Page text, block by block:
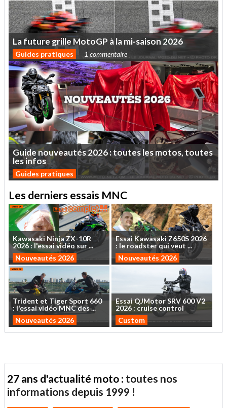
Lafuturegrille MotoGP àlami-saison 2026
Guides pratiques 1 commentaire
Guidenouveautés2026:touteslesmotos,toutes
lesinfos
Guides pratiques
Les derniers essais MNC
Kawasaki NinjaZX-10R
2026: l'essaividéo sur...
Nouveautés 2026
Essai KawasakiZ650S 2026
: le roadsterquiveut ...
Nouveautés 2026
Trident et TigerSport 660
: l'essaividéoMNCdes...
Nouveautés 2026
EssaiQJMotorSRV 600V2
2026 : cruise control
Custom
27 ans d'actualité moto : toutes nos
informations depuis 1999 !